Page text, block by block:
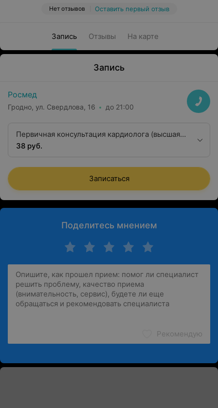
Нет отзывов Оставить первый отзыв
Запись Отзывы На карте
Запись
Росмед
Гродно, ул. Свердлова, 16 до 21:00
Первичная консультация кардиолога (высшая
квалификационная категория)
38 руб.
Записаться
Поделитесь мнением
Рекомендую